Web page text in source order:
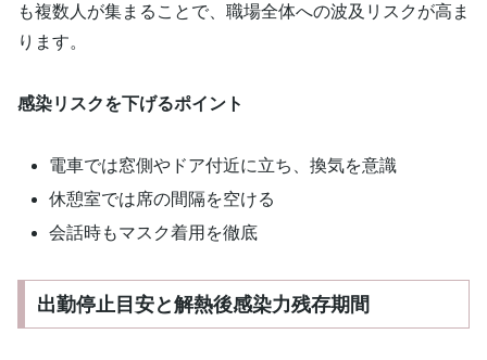
も複数人が集まることで、職場全体への波及リスクが高ま
ります。
感染リスクを下げるポイント
電車では窓側やドア付近に立ち、換気を意識
休憩室では席の間隔を空ける
会話時もマスク着用を徹底
出勤停止目安と解熱後感染力残存期間